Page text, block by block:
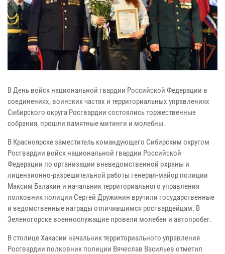
В День войск национальной гвардии Российской Федерации в
соединениях, воинских частях и территориальных управлениях
Сибирского округа Росгвардии состоялись торжественные
собрания, прошли памятные митинги и молебны.
В Красноярске заместитель командующего Сибирским округом
Росгвардии войск национальной гвардии Российской
Федерации по организации вневедомственной охраны и
лицензионно-разрешительной работы генерал-майор полиции
Максим Балакин и начальник территориального управления
полковник полиции Сергей Дружинин вручили государственные
и ведомственные награды отличившимся росгвардейцам. В
Зеленогорске военнослужащие провели молебен и автопробег.
В столице Хакасии начальник территориального управления
Росгвардии полковник полиции Вячеслав Васильев отметил